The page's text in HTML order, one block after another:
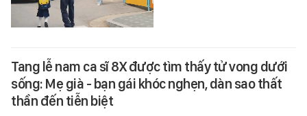
Tang lễ nam ca sĩ 8X được tìm thấy tử vong dưới
sống: Mẹ già - bạn gái khóc nghẹn, dàn sao thất
thần đến tiễn biệt